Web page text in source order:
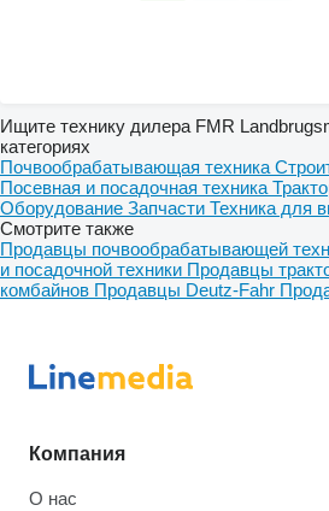
Ищите технику дилера FMR
категориях
Почвообрабатывающая техника
Посевная и посадочная техника
Оборудование Запчасти Техника для
Смотрите также
Продавцы почвообрабатывающей
и посадочной техники Продавцы
комбайнов Продавцы Deutz-Fahr
Компания
О нас